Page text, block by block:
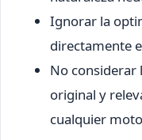
Ignorar la
directamente
No considerar
original y
cualquier